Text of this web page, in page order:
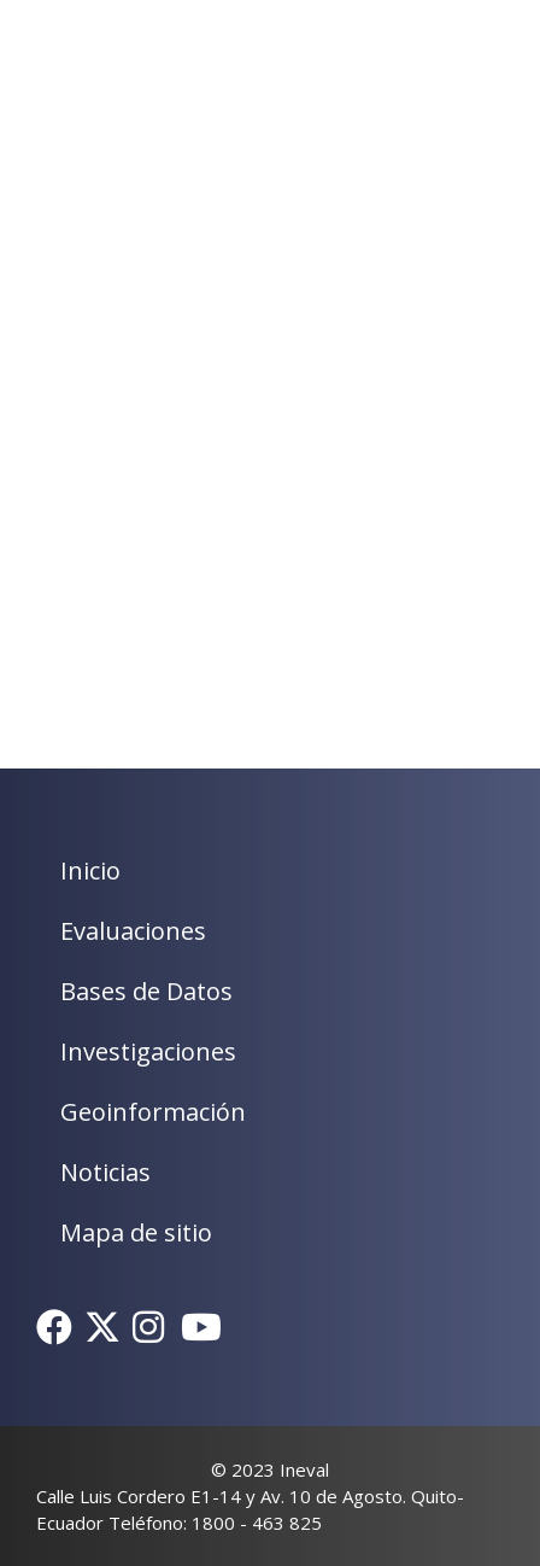
Inicio
Evaluaciones
Bases de Datos
Investigaciones
Geoinformación
Noticias
Mapa de sitio
© 2023 Ineval
Calle Luis Cordero E1-14 y Av. 10 de Agosto. Quito-
Ecuador Teléfono: 1800 - 463 825